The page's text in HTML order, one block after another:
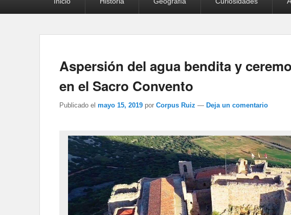
Aspersión del agua bendita y
en el Sacro Convento
Publicado el mayo 15, 2019 por Corpus Ruiz — Deja un comentario